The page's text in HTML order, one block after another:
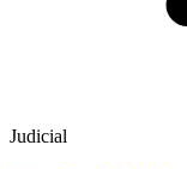
Judicial